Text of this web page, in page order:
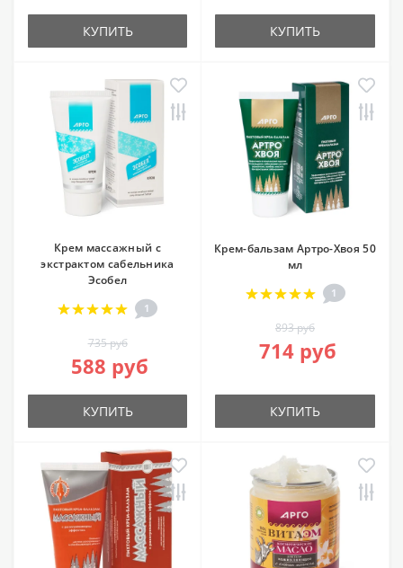
КУПИТЬ КУПИТЬ
Крем массажный с
экстрактом сабельника
Эсобел
1
735 руб
588 руб
КУПИТЬ
Крем-бальзам Артро-Хвоя 50
мл
1
893 руб
714 руб
КУПИТЬ